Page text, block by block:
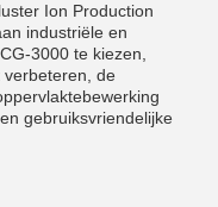
Ion Production
industriële en
3000 te kiezen,
verbeteren, de
gebruiksvriendelijke